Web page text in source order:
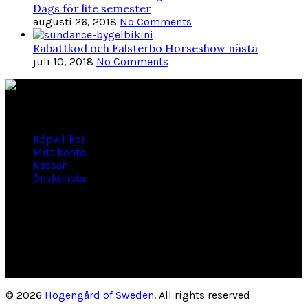
Dags för lite semester
augusti 26, 2018 No Comments
Rabattkod och Falsterbo Horseshow nästa
juli 10, 2018 No Comments
Köpvillkor
Mitt konto
Kassan
Önskelista
© 2026 Hogengård of Sweden. All rights reserved